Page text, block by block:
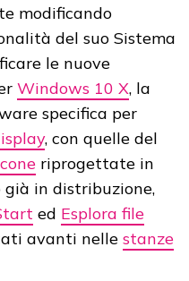
modificando
del suo Sistema
le nuove
Windows 10 X, la
specifica per
, con quelle del
riprogettate in
già in distribuzione,
ed Esplora file
avanti nelle stanze